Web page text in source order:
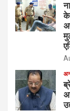
के